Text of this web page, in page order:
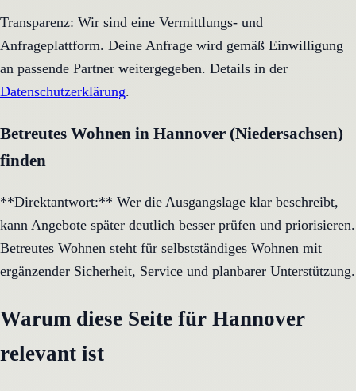
Transparenz: Wir sind eine Vermittlungs- und
Anfrageplattform. Deine Anfrage wird gemäß Einwilligung
an passende Partner weitergegeben. Details in der
Datenschutzerklärung.
Betreutes Wohnen in Hannover (Niedersachsen)
finden
**Direktantwort:** Wer die Ausgangslage klar beschreibt,
kann Angebote später deutlich besser prüfen und priorisieren.
Betreutes Wohnen steht für selbstständiges Wohnen mit
ergänzender Sicherheit, Service und planbarer Unterstützung.
Warum diese Seite für Hannover
relevant ist